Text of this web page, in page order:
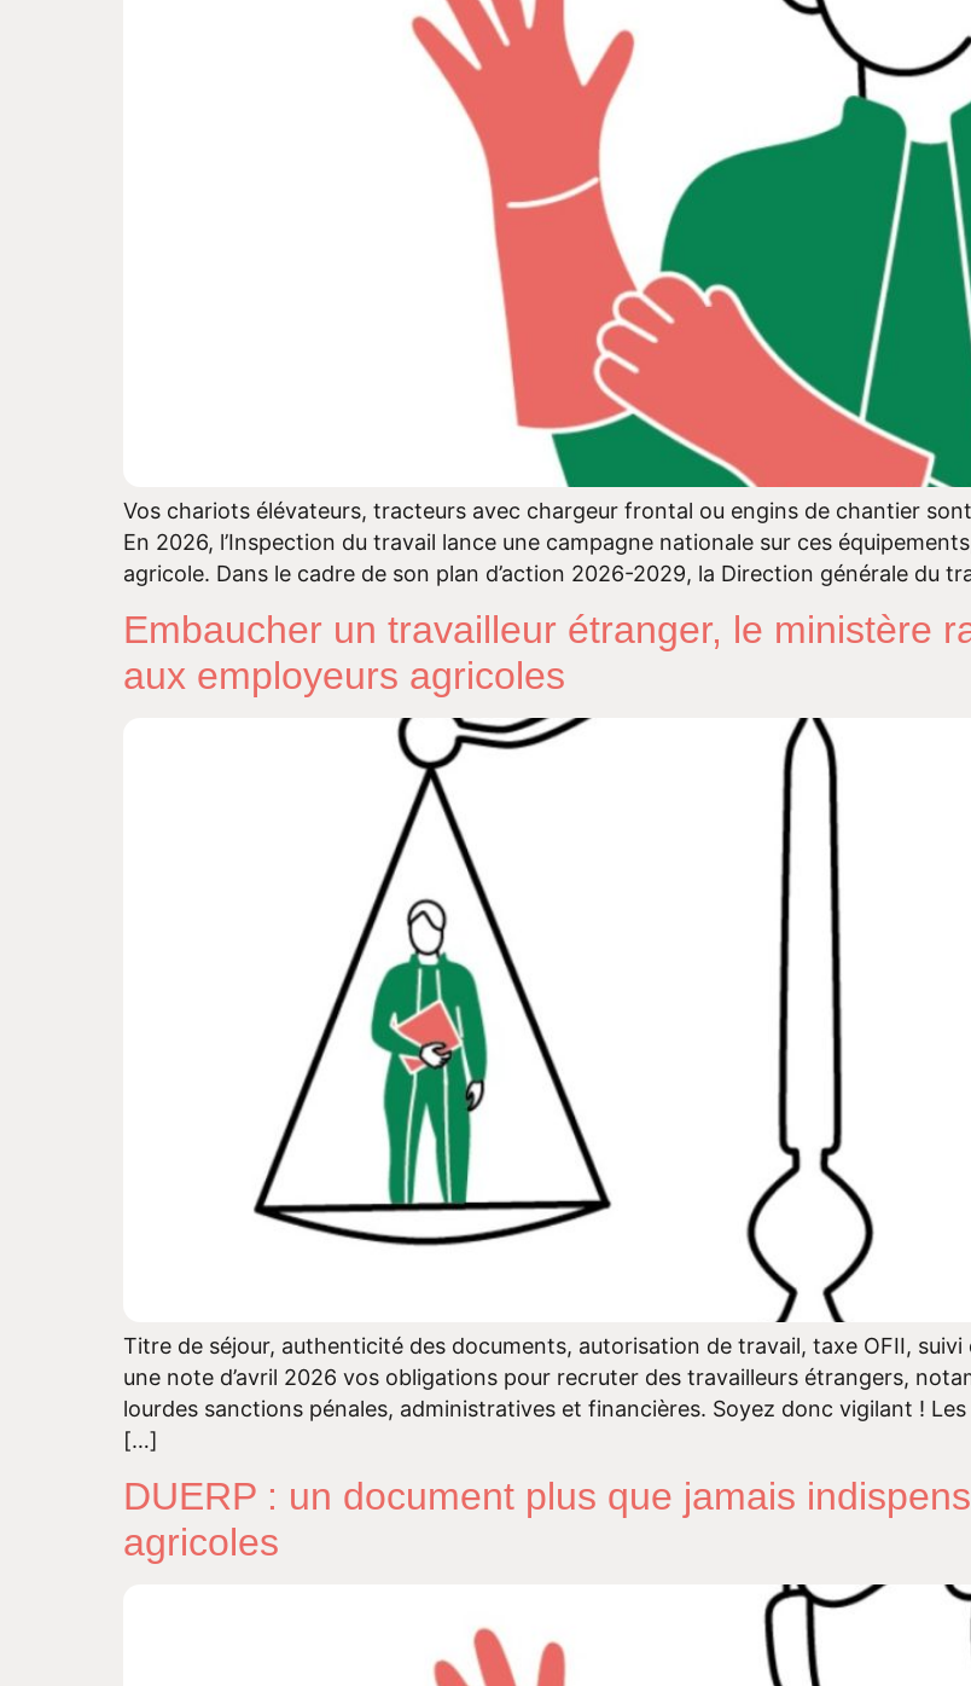
Vos chariots élévateurs, tracteurs avec chargeur frontal ou engins de chantier
En 2026, l’Inspection du travail lance une campagne nationale sur ces
agricole. Dans le cadre de son plan d’action 2026-2029, la Direction générale du
Embaucher un travailleur étranger, le ministère
aux employeurs agricoles
Titre de séjour, authenticité des documents, autorisation de travail, taxe OFII,
une note d’avril 2026 vos obligations pour recruter des travailleurs étrangers,
lourdes sanctions pénales, administratives et financières. Soyez donc vigilant ! Les
[…]
DUERP : un document plus que jamais
agricoles